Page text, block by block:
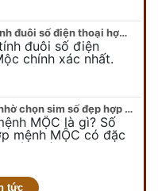
Khám Phá #6 cách tính đuôi số điện thoại hợp mệnh Mộc
đuôi số điện
chính xác nhất.
điện thoại hợp
'Tiền vào như nước' nhờ chọn sim số đẹp hợp mệnh MỘC
MỘC là gì? Số
mệnh MỘC có đặc
góc nhìn chuyên gia
tức